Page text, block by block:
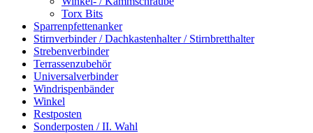
Torx Bits
Sparrenpfettenanker
Stirnverbinder / Dachkastenhalter / Stirnbretthalter
Strebenverbinder
Terrassenzubehör
Universalverbinder
Windrispenbänder
Winkel
Restposten
Sonderposten / II. Wahl